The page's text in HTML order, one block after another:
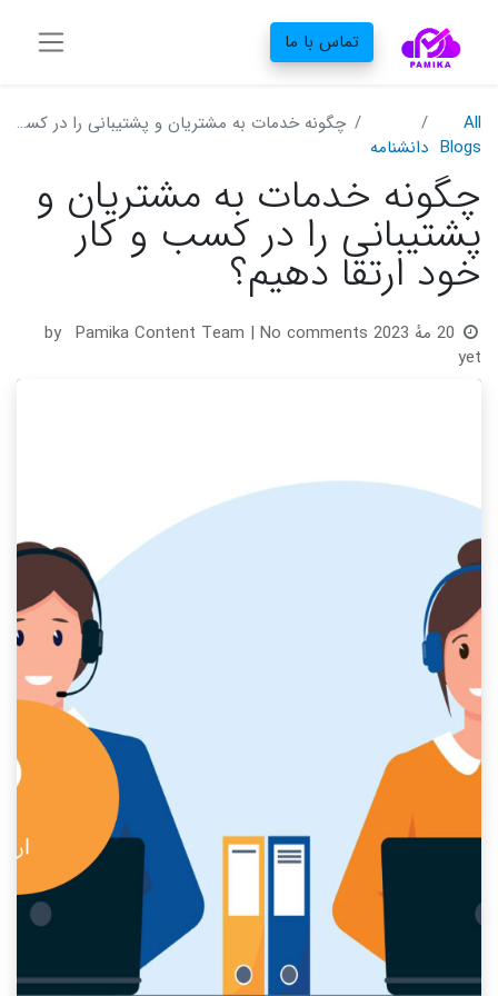
تماس با ما
All
Blogs دانشنامه‌
چگونه خدمات به مشتریان و پشتیبانی را در کسب و کار خود ارتقا دهیم؟
چگونه خدمات به مشتریان و
پشتیبانی را در کسب و کار
خود ارتقا دهیم؟
20 مهٔ 2023 by Pamika Content Team | No comments
yet